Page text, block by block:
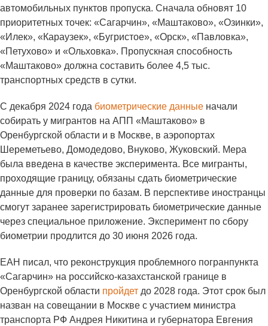
автомобильных пунктов пропуска. Сначала обновят 10
приоритетных точек: «Сагарчин», «Маштаково», «Озинки»,
«Илек», «Караузек», «Бугристое», «Орск», «Павловка»,
«Петухово» и «Ольховка». Пропускная способность
«Маштаково» должна составить более 4,5 тыс.
транспортных средств в сутки.
С декабря 2024 года биометрические данные начали
собирать у мигрантов на АПП «Маштаково» в
Оренбургской области и в Москве, в аэропортах
Шереметьево, Домодедово, Внуково, Жуковский. Мера
была введена в качестве эксперимента. Все мигранты,
проходящие границу, обязаны сдать биометрические
данные для проверки по базам. В перспективе иностранцы
смогут заранее зарегистрировать биометрические данные
через специальное приложение. Эксперимент по сбору
биометрии продлится до 30 июня 2026 года.
ЕАН писал, что реконструкция проблемного погранпункта
«Сагарчин» на российско-казахстанской границе в
Оренбургской области пройдет до 2028 года. Этот срок был
назван на совещании в Москве с участием министра
транспорта РФ Андрея Никитина и губернатора Евгения